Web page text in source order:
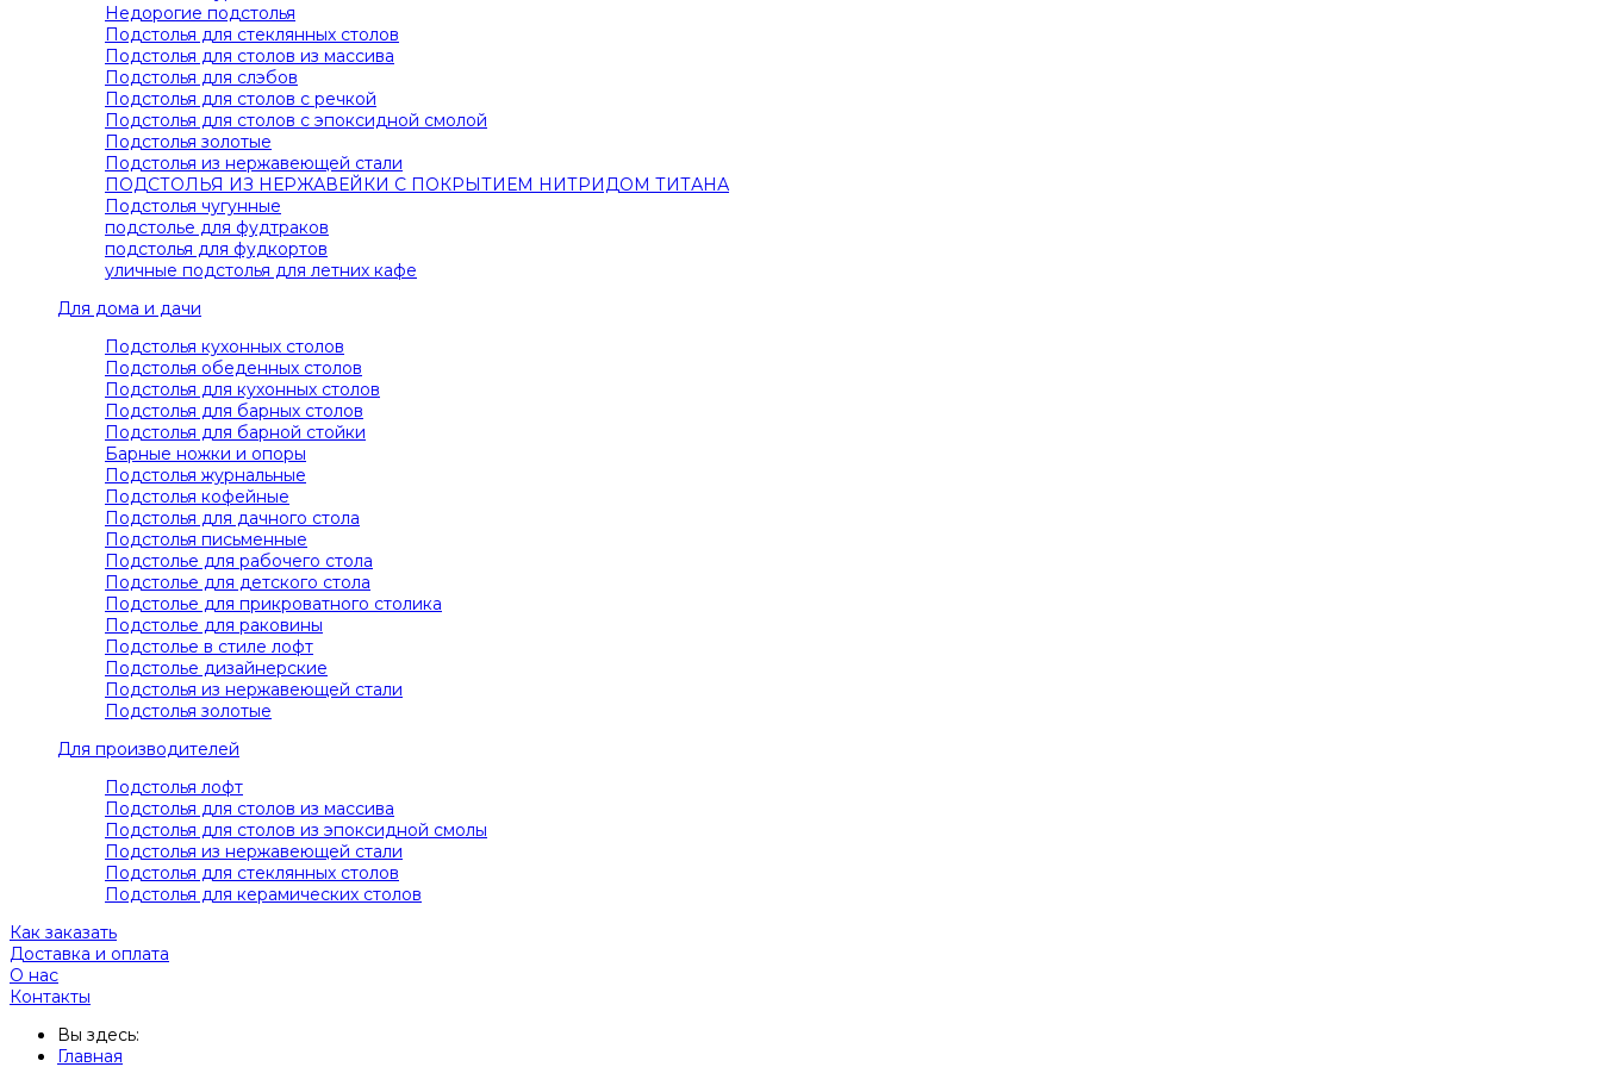
Недорогие подстолья
Подстолья для стеклянных столов
Подстолья для столов из массива
Подстолья для слэбов
Подстолья для столов с речкой
Подстолья для столов с эпоксидной смолой
Подстолья золотые
Подстолья из нержавеющей стали
ПОДСТОЛЬЯ ИЗ НЕРЖАВЕЙКИ С ПОКРЫТИЕМ НИТРИДОМ ТИТАНА
Подстолья чугунные
подстолье для фудтраков
подстолья для фудкортов
уличные подстолья для летних кафе
Для дома и дачи
Подстолья кухонных столов
Подстолья обеденных столов
Подстолья для кухонных столов
Подстолья для барных столов
Подстолья для барной стойки
Барные ножки и опоры
Подстолья журнальные
Подстолья кофейные
Подстолья для дачного стола
Подстолья письменные
Подстолье для рабочего стола
Подстолье для детского стола
Подстолье для прикроватного столика
Подстолье для раковины
Подстолье в стиле лофт
Подстолье дизайнерские
Подстолья из нержавеющей стали
Подстолья золотые
Для производителей
Подстолья лофт
Подстолья для столов из массива
Подстолья для столов из эпоксидной смолы
Подстолья из нержавеющей стали
Подстолья для стеклянных столов
Подстолья для керамических столов
Как заказать
Доставка и оплата
О нас
Контакты
Вы здесь:
Главная